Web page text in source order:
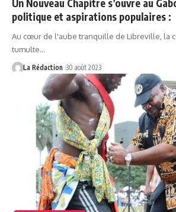
Un Nouveau Chapitre s’ouvre au
politique et aspirations populaires :
Au cœur de l'aube tranquille de Libreville, la
tumulte…
La Rédaction 30 août 2023